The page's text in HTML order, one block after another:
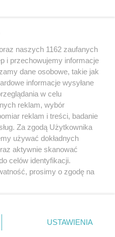
kontaktowe są
artykułów
naszych 1162 zaufanych
i przechowujemy informacje
dane osobowe, takie jak
informacje wysyłane
w celu
reklam, wybór
reklam i treści, badanie
Za zgodą Użytkownika
używać dokładnych
aktywnie skanować
celów identyfikacji.
prosimy o zgodę na
rogu strony
. Niektóre
nie wymagają zgody
USTAWIENIA